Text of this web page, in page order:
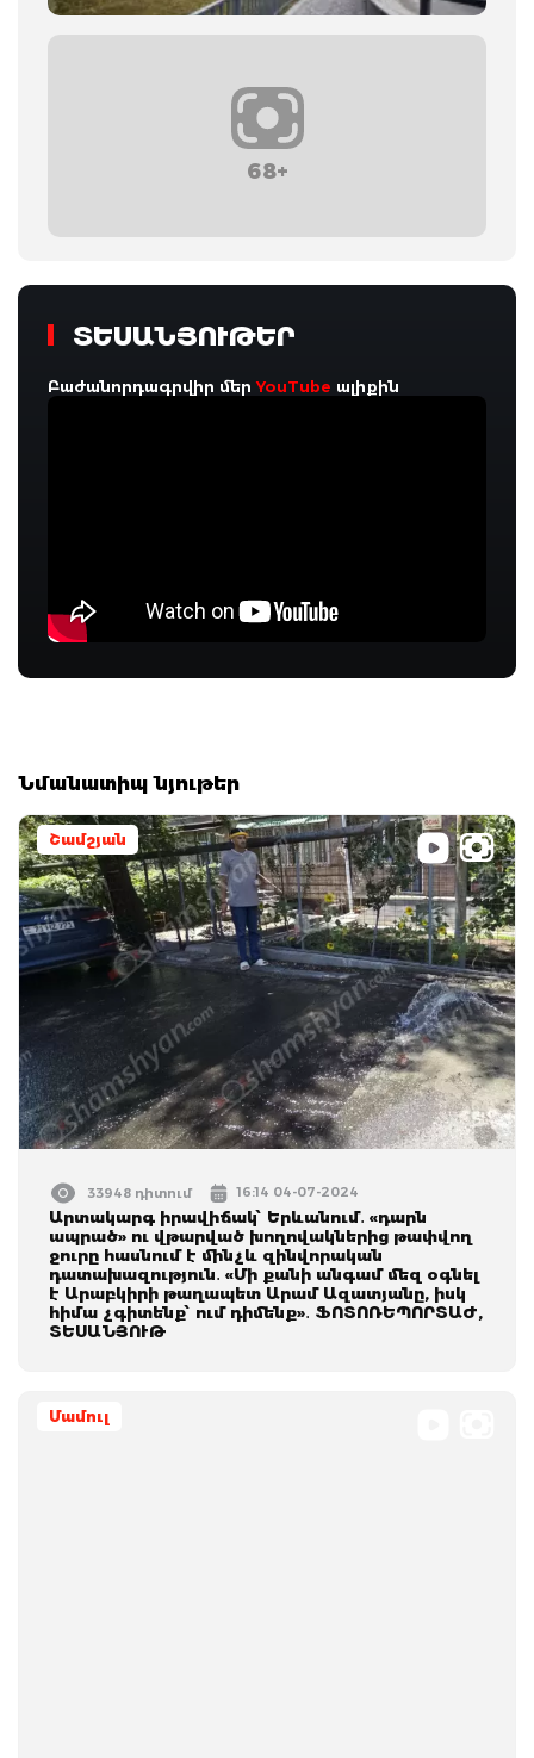
68+
ՏԵՍԱՆՅՈՒԹԵՐ
Բաժանորդագրվիր մերYouTube ալիքին
Նմանատիպ նյութեր
Շամշյան
33948 դիտում 16:14 04-07-2024
Արտակարգ իրավիճակ՝ Երևանում․ «դարն
ապրած» ու վթարված խողովակներից թափվող
ջուրը հասնում է մինչև զինվորական
դատախազություն․ «Մի քանի անգամ մեզ օգնել
է Արաբկիրի թաղապետ Արամ Ազատյանը, իսկ
հիմա չգիտենք՝ ում դիմենք»․ ՖՈՏՈՌԵՊՈՐՏԱԺ,
ՏԵՍԱՆՅՈՒԹ
Մամուլ